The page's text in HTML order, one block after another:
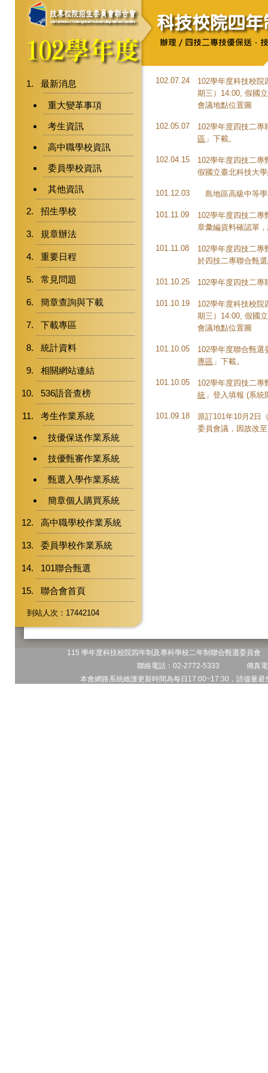
最新消息
重大變革事項
考生資訊
高中職學校資訊
委員學校資訊
其他資訊
招生學校
規章辦法
重要日程
常見問題
簡章查詢與下載
下載專區
統計資料
相關網站連結
536語音查榜
考生作業系統
技優保送作業系統
技優甄審作業系統
甄選入學作業系統
簡章個人購買系統
高中職學校作業系統
委員學校作業系統
101聯合甄選
聯合會首頁
到站人次：17442104
102.07.24
102學年度科技校院
期三）14:00, 假國
會議地點位置圖
102.05.07
102學年度四技二
區 」下載。
102.04.15
102學年度四技二專
假國立臺北科技大
101.12.03 離島地區高級中等
101.11.09
102學年度四技二專
章彙編資料確認單
101.11.08
102學年度四技二
於四技二專聯合甄
101.10.25 102學年度四技二
101.10.19
102學年度科技校院
期三）14:00, 假國
會議地點位置圖
101.10.05
102學年度聯合甄
專區 」下載。
101.10.05
102學年度四技二
統 」登入填報 (系
101.09.18
原訂101年10月2日
委員會議，因故改
115 學年度科技校院四年制及專科學校二年制聯合甄選委員
聯絡電話：02-2772-5333 傳真
本會網路系統維護更新時間為每日17:00~17:30，請儘量